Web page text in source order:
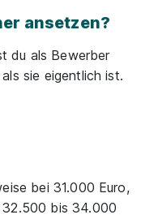
ansetzen?
du als Bewerber
sie eigentlich ist.
bei 31.000 Euro,
32.500 bis 34.000